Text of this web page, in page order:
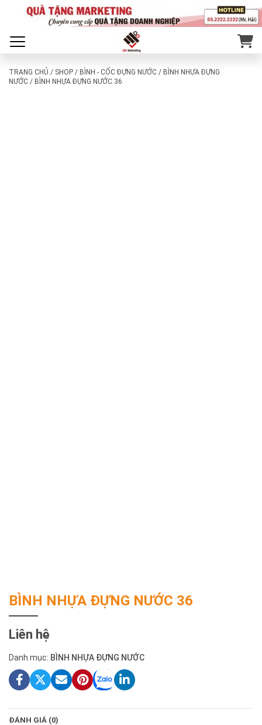
TRANG CHỦ / SHOP / BÌNH - CỐC ĐỰNG NƯỚC / BÌNH NHỰA ĐỰNG
NƯỚC / BÌNH NHỰA ĐỰNG NƯỚC 36
BÌNH NHỰA ĐỰNG NƯỚC 36
Liên hệ
Danh mục: BÌNH NHỰA ĐỰNG NƯỚC
ĐÁNH GIÁ (0)